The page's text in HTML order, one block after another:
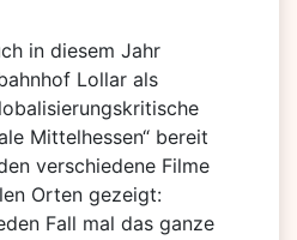
in diesem Jahr
Lollar als
Mittelhessen“ bereit
verschiedene Filme
Orten gezeigt:
Fall mal das ganze